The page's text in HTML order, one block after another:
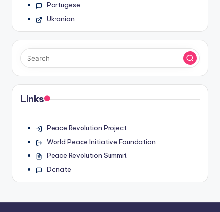
Portugese
Ukranian
Links
Peace Revolution Project
World Peace Initiative Foundation
Peace Revolution Summit
Donate